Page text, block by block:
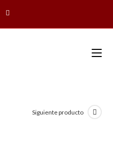
Siguiente producto